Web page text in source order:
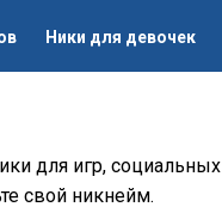
Ники для девочек
для игр, социальных
свой никнейм.